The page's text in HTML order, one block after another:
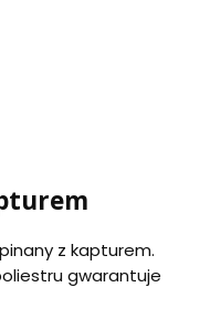
z kapturem.
gwarantuje